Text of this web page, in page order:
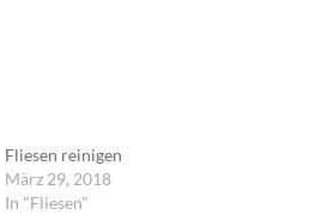
Fliesen reinigen
März 29, 2018
In "Fliesen"